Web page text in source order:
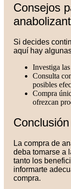
Consejos
Si decides
aquí hay
Investiga
Consulta
posibles
Compra
ofrezcan
Conclusión
La compra de
deba tomarse a
tanto los
informarte
compra.